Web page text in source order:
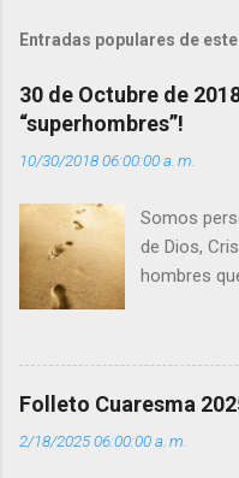
t
r
i
o
s
Entradas populares de
30 de Octubre de
“superhombres”!
10/30/2018 06:00:00 a. m.
Somos
de Dios,
hombres
enseña
huellas, sin
afrontar
siempre
Folleto Cuaresma
2/18/2025 06:00:00 a. m.